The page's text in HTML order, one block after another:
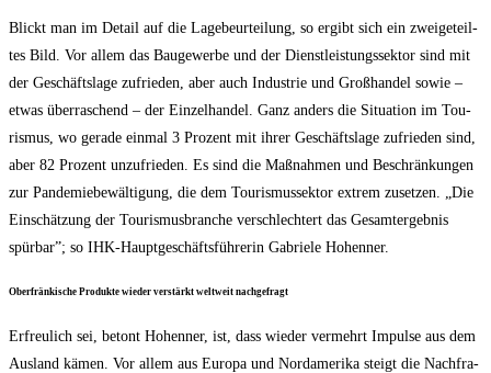
Blickt man im Detail auf die Lage­be­ur­tei­lung, so ergibt sich ein zwei­ge­teil­
tes Bild. Vor allem das Bau­ge­wer­be und der Dienst­leis­tungs­sek­tor sind mit
der Geschäfts­la­ge zufrie­den, aber auch Indus­trie und Groß­han­del sowie –
etwas über­ra­schend – der Ein­zel­han­del. Ganz anders die Situa­ti­on im Tou­
ris­mus, wo gera­de ein­mal 3 Pro­zent mit ihrer Geschäfts­la­ge zufrie­den sind,
aber 82 Pro­zent unzu­frie­den. Es sind die Maß­nah­men und Beschrän­kun­gen
zur Pan­de­mie­be­wäl­ti­gung, die dem Tou­ris­mus­sek­tor extrem zuset­zen. „Die
Ein­schät­zung der Tou­ris­mus­bran­che ver­schlech­tert das Gesamt­ergeb­nis
spür­bar”; so IHK-Haupt­ge­schäfts­füh­re­rin Gabrie­le Hohenner.
Ober­frän­ki­sche Pro­duk­te wie­der ver­stärkt welt­weit nachgefragt
Erfreu­lich sei, betont Hohen­ner, ist, dass wie­der ver­mehrt Impul­se aus dem
Aus­land kämen. Vor allem aus Euro­pa und Nord­ame­ri­ka steigt die Nach­fra­